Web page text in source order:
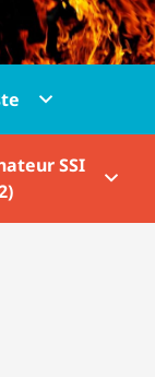
SSI